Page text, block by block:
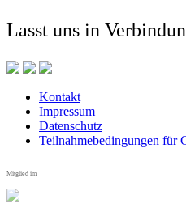
Lasst uns in
Kontakt
Impressum
Datenschutz
Teilnahmebedingungen für
Mitglied im